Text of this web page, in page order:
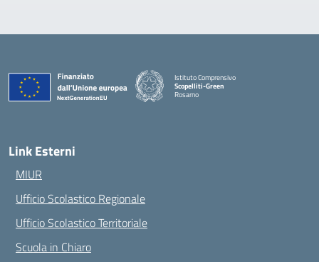
Istituto Comprensivo
Scopelliti-Green
Rosarno
Link Esterni
MIUR
Ufficio Scolastico Regionale
Ufficio Scolastico Territoriale
Scuola in Chiaro